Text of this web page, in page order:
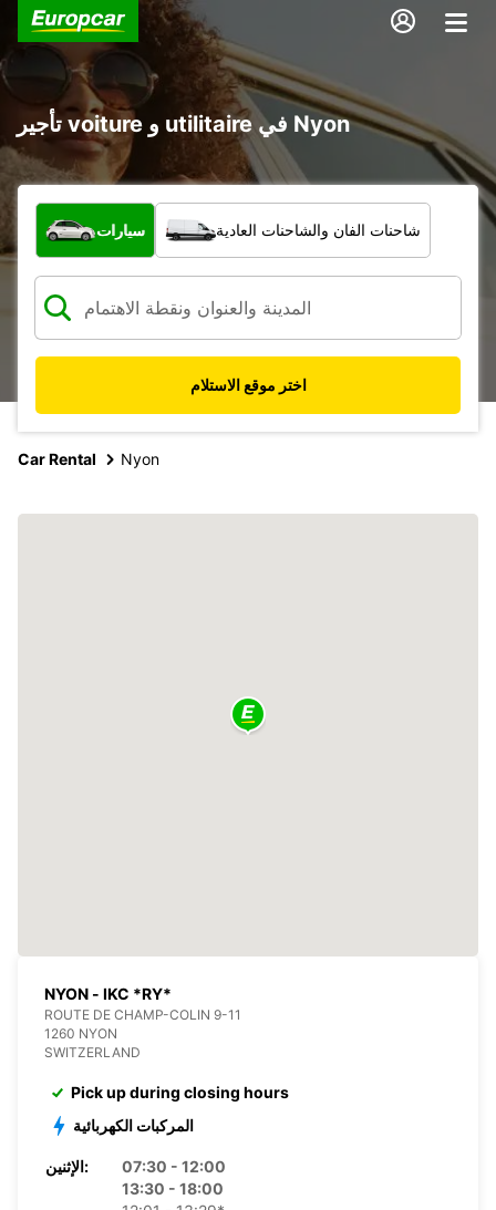
تأجير voiture و utilitaire في Nyon
ما نوع المركبة؟
سيارات شاحنات الفان والشاحنات العادية
اختر موقع الاستلام
Car Rental Nyon
NYON - IKC *RY*
ROUTE DE CHAMP-COLIN 9-11
1260 NYON
SWITZERLAND
Pick up during closing hours
المركبات الكهربائية
الإثنين:
07:30 - 12:00
13:30 - 18:00